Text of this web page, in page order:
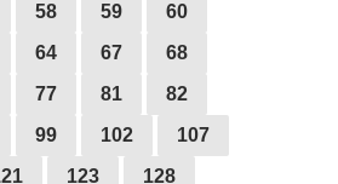
58 59
60
64 67
68
77 81
82
99 102
107
123
128